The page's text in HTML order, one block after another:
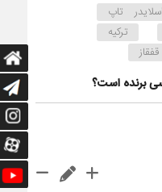
اسلایدر تاپ
ترکیه
قفقاز
برنده است؟